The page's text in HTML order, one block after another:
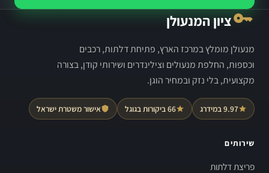
ציון המנעולן
מנעולן מומלץ במרכז הארץ, פתיחת דלתות, רכבים
וכספות, החלפת מנעולים וצילינדרים ושירותי קודן, בצורה
מקצועית, בלי נזק ובמחיר הוגן.
9.97 במידרג 66 ביקורות בגוגל אישור משטרת ישראל
שירותים
פריצת דלתות